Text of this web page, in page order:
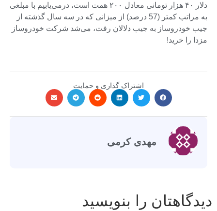
دلار ۴۰ هزار تومانی معادل ۲۰۰ همت است، درمی‌یابیم با مبلغی
به مراتب کمتر (57 درصد) از میزانی که در سه سال گذشته از
جیب خودروساز به جیب دلالان رفت، می‌شد شرکت خودروساز
مزدا را خرید!
اشتراک گذاری و حمایت
مهدی کرمی
دیدگاهتان را بنویسید